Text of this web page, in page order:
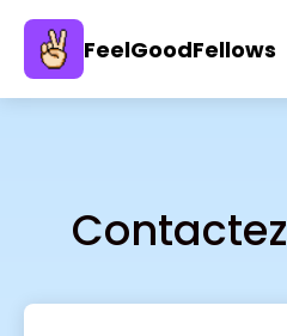
FeelGoodFellows
Contactez